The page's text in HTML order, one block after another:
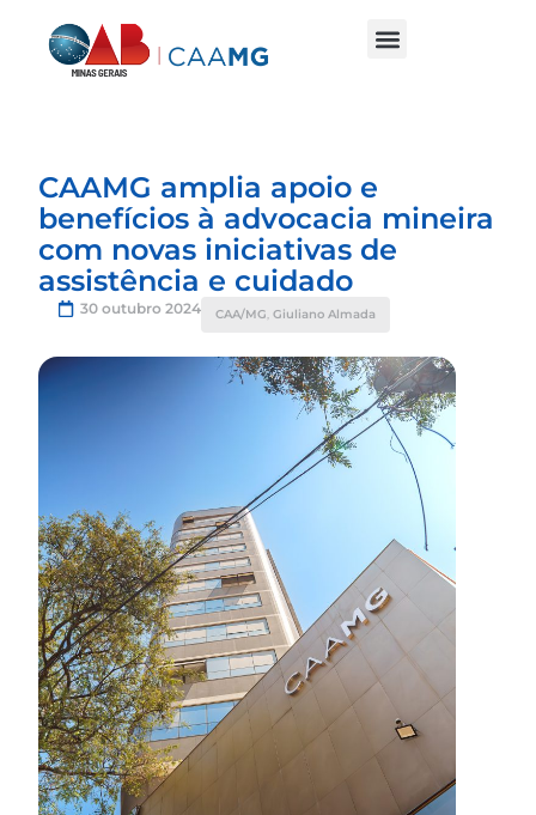
CAAMG amplia apoio e
benefícios à advocacia mineira
com novas iniciativas de
assistência e cuidado
30 outubro 2024 CAA/MG, Giuliano Almada